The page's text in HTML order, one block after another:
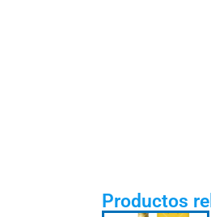
Productos